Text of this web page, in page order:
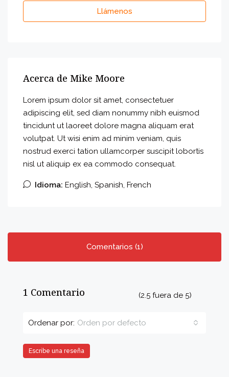
Llámenos
Acerca de Mike Moore
Lorem ipsum dolor sit amet, consectetuer
adipiscing elit, sed diam nonummy nibh euismod
tincidunt ut laoreet dolore magna aliquam erat
volutpat. Ut wisi enim ad minim veniam, quis
nostrud exerci tation ullamcorper suscipit lobortis
nisl ut aliquip ex ea commodo consequat.
Idioma: English, Spanish, French
Comentarios (1)
1 Comentario (2.5 fuera de 5)
Ordenar por: Orden por defecto
Escribe una reseña